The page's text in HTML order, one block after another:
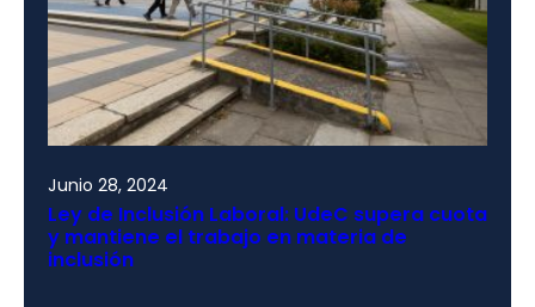
Junio 28, 2024
Ley de Inclusión Laboral: UdeC supera cuota
y mantiene el trabajo en materia de
inclusión